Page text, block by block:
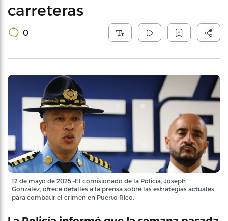
carreteras
0
12 de mayo de 2025 -El comisionado de la Policía, Joseph
González, ofrece detalles a la prensa sobre las estrategias actuales
para combatir el crimen en Puerto Rico.